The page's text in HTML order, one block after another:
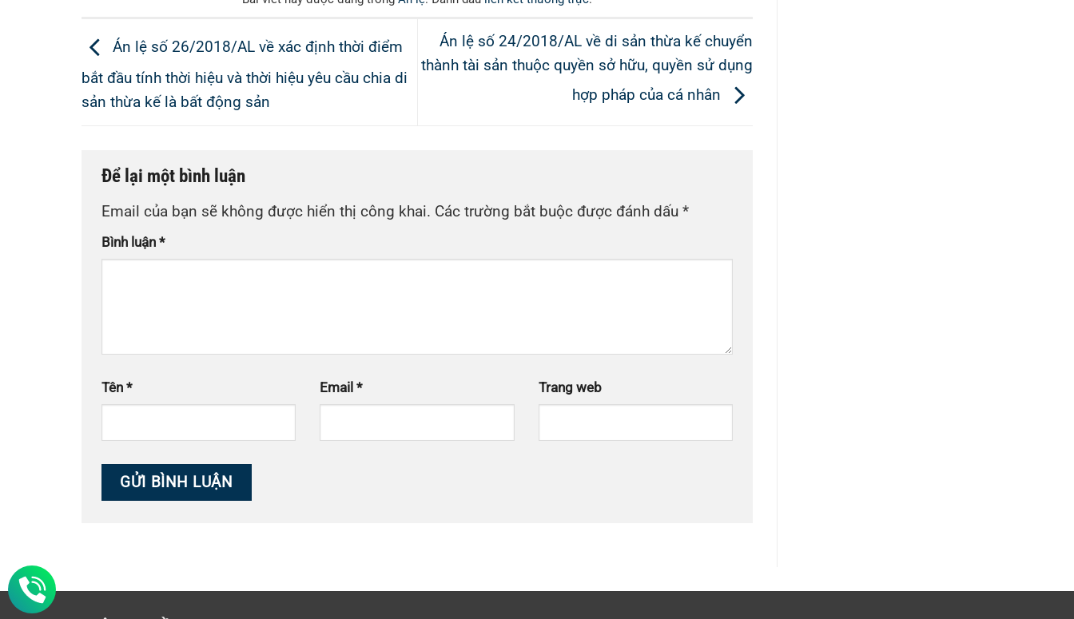
Án lệ số 26/2018/AL về xác định thời điểm
bắt đầu tính thời hiệu và thời hiệu yêu cầu chia di
sản thừa kế là bất động sản
Án lệ số 24/2018/AL về di sản thừa kế chuyển
thành tài sản thuộc quyền sở hữu, quyền sử dụng
hợp pháp của cá nhân
Để lại một bình luận
Email của bạn sẽ không được hiển thị công khai. Các trường bắt buộc được đánh dấu *
Bình luận *
Tên * Email* Trang web